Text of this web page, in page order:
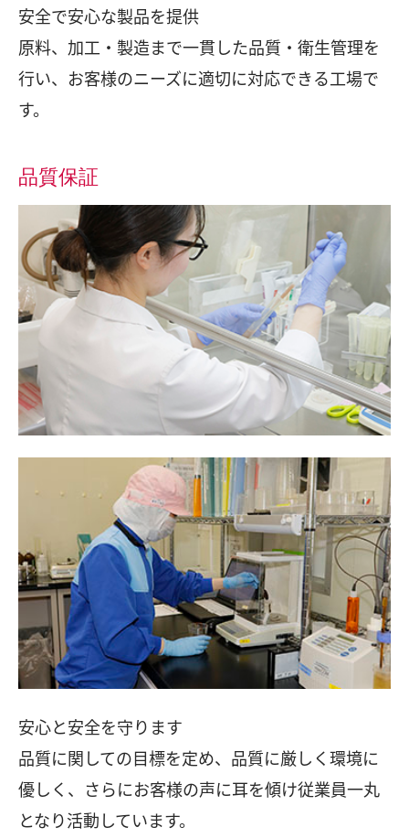
安全で安心な製品を提供
原料、加工・製造まで一貫した品質・衛生管理を
行い、お客様のニーズに適切に対応できる工場で
す。
品質保証
安心と安全を守ります
品質に関しての目標を定め、品質に厳しく環境に
優しく、さらにお客様の声に耳を傾け従業員一丸
となり活動しています。